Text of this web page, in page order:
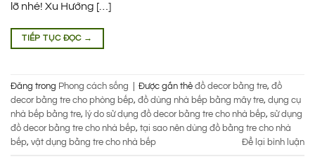
lỡ nhé! Xu Hướng […]
TIẾP TỤC ĐỌC →
Đăng trong Phong cách sống Được gắn thẻ đồ decor bằng tre, đồ
decor bằng tre cho phòng bếp, đồ dùng nhà bếp bằng mây tre, dụng cụ
nhà bếp bằng tre, lý do sử dụng đồ decor bằng tre cho nhà bếp, sử dụng
đồ decor bằng tre cho nhà bếp, tại sao nên dùng đồ bằng tre cho nhà
bếp, vật dụng bằng tre cho nhà bếp Để lại bình luận